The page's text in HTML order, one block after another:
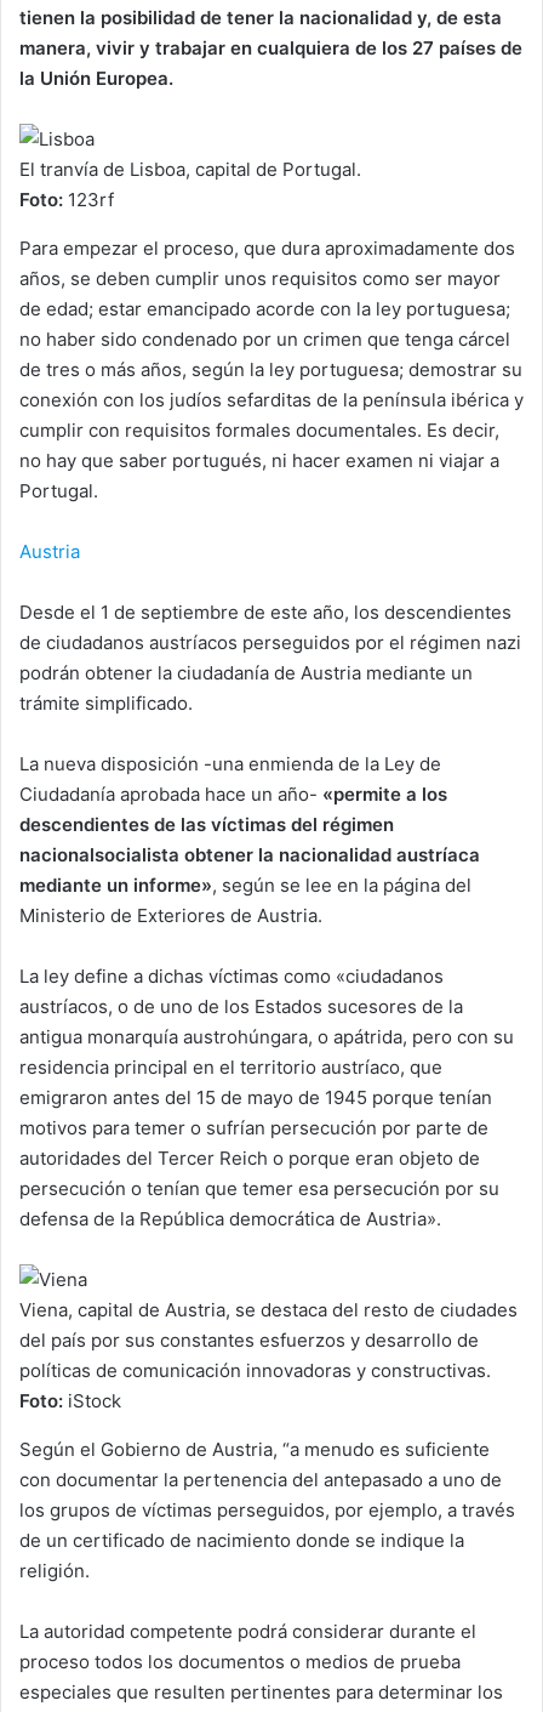
tienen la posibilidad de tener la nacionalidad y, de esta
manera, vivir y trabajar en cualquiera de los 27 países de
la Unión Europea.
El tranvía de Lisboa, capital de Portugal.
Foto: 123rf
Para empezar el proceso, que dura aproximadamente dos
años, se deben cumplir unos requisitos como ser mayor
de edad; estar emancipado acorde con la ley portuguesa;
no haber sido condenado por un crimen que tenga cárcel
de tres o más años, según la ley portuguesa; demostrar su
conexión con los judíos sefarditas de la península ibérica y
cumplir con requisitos formales documentales. Es decir,
no hay que saber portugués, ni hacer examen ni viajar a
Portugal.
Austria
Desde el 1 de septiembre de este año, los descendientes
de ciudadanos austríacos perseguidos por el régimen nazi
podrán obtener la ciudadanía de Austria mediante un
trámite simplificado.
La nueva disposición -una enmienda de la Ley de
Ciudadanía aprobada hace un año- «permite a los
descendientes de las víctimas del régimen
nacionalsocialista obtener la nacionalidad austríaca
mediante un informe», según se lee en la página del
Ministerio de Exteriores de Austria.
La ley define a dichas víctimas como «ciudadanos
austríacos, o de uno de los Estados sucesores de la
antigua monarquía austrohúngara, o apátrida, pero con su
residencia principal en el territorio austríaco, que
emigraron antes del 15 de mayo de 1945 porque tenían
motivos para temer o sufrían persecución por parte de
autoridades del Tercer Reich o porque eran objeto de
persecución o tenían que temer esa persecución por su
defensa de la República democrática de Austria».
Viena, capital de Austria, se destaca del resto de ciudades
del país por sus constantes esfuerzos y desarrollo de
políticas de comunicación innovadoras y constructivas.
Foto: iStock
Según el Gobierno de Austria, “a menudo es suficiente
con documentar la pertenencia del antepasado a uno de
los grupos de víctimas perseguidos, por ejemplo, a través
de un certificado de nacimiento donde se indique la
religión.
La autoridad competente podrá considerar durante el
proceso todos los documentos o medios de prueba
especiales que resulten pertinentes para determinar los